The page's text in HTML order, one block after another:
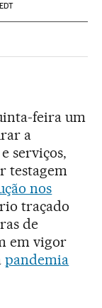
feira um
a
serviços,
testagem
nos
traçado
de
em vigor
pandemia